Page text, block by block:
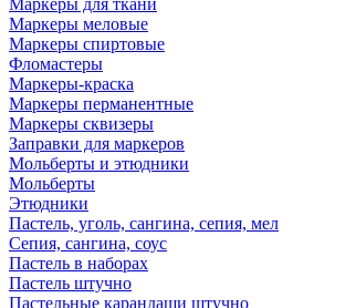
Маркеры для ткани
Маркеры меловые
Маркеры спиртовые
Фломастеры
Маркеры-краска
Маркеры перманентные
Маркеры сквизеры
Заправки для маркеров
Мольберты и этюдники
Мольберты
Этюдники
Пастель, уголь, сангина, сепия, мел
Сепия, сангина, соус
Пастель в наборах
Пастель штучно
Пастельные карандаши штучно